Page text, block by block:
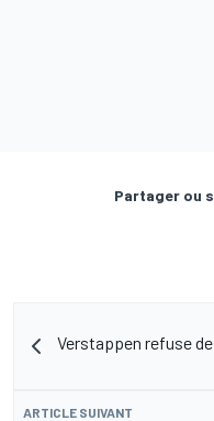
Partager ou
Verstappen refuse
ARTICLE SUIVANT